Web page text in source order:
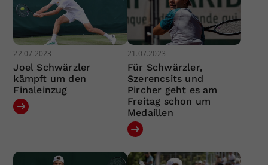
22.07.2023
Joel Schwärzler
kämpft um den
Finaleinzug
21.07.2023
Für Schwärzler,
Szerencsits und
Pircher geht es am
Freitag schon um
Medaillen